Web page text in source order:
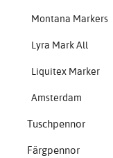
Montana Markers
Lyra Mark All
Liquitex Marker
Amsterdam
Tuschpennor
Färgpennor